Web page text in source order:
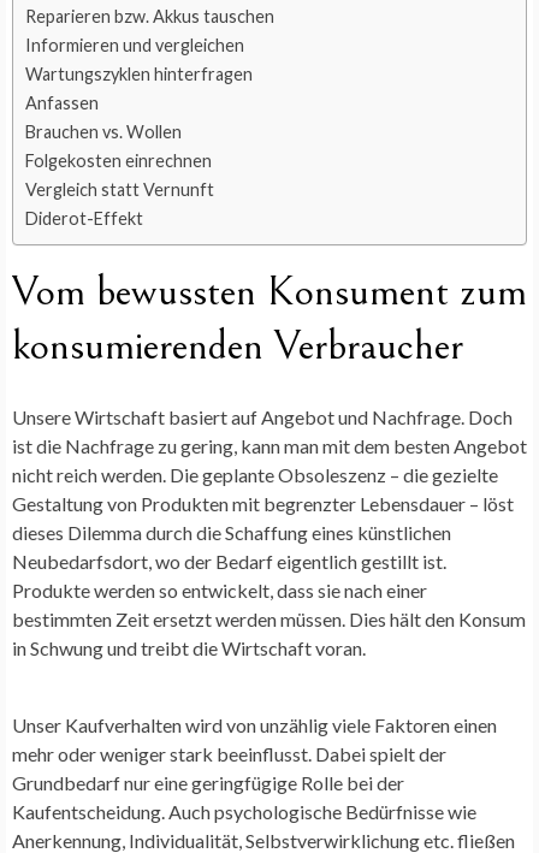
Reparieren bzw. Akkus tauschen
Informieren und vergleichen
Wartungszyklen hinterfragen
Anfassen
Brauchen vs. Wollen
Folgekosten einrechnen
Vergleich statt Vernunft
Diderot-Effekt
Vom bewussten Konsument zum
konsumierenden Verbraucher
Unsere Wirtschaft basiert auf Angebot und Nachfrage. Doch
ist die Nachfrage zu gering, kann man mit dem besten Angebot
nicht reich werden. Die geplante Obsoleszenz – die gezielte
Gestaltung von Produkten mit begrenzter Lebensdauer – löst
dieses Dilemma durch die Schaffung eines künstlichen
Neubedarfsdort, wo der Bedarf eigentlich gestillt ist.
Produkte werden so entwickelt, dass sie nach einer
bestimmten Zeit ersetzt werden müssen. Dies hält den Konsum
in Schwung und treibt die Wirtschaft voran.
Unser Kaufverhalten wird von unzählig viele Faktoren einen
mehr oder weniger stark beeinflusst. Dabei spielt der
Grundbedarf nur eine geringfügige Rolle bei der
Kaufentscheidung. Auch psychologische Bedürfnisse wie
Anerkennung, Individualität, Selbstverwirklichung etc. fließen